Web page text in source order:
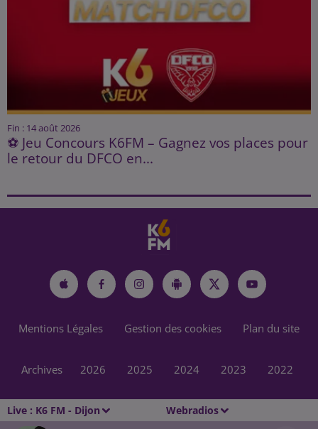
Live : K6 FM - Dijon Webradios
Fin : 14 août 2026
⚽ Jeu Concours K6FM – Gagnez vos places pour
le retour du DFCO en...
Mentions Légales Gestion des cookies Plan du site
Archives 2026 2025 2024 2023 2022